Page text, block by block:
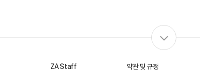
ZA Staff
약관 및 규정